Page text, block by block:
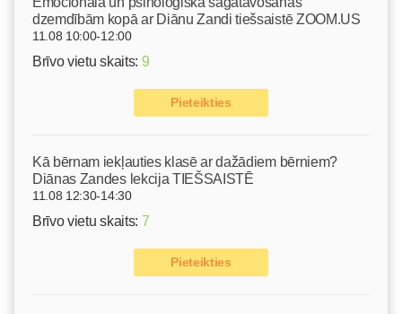
dzemdībām kopā ar Diānu Zandi tiešsaistē ZOOM.US
11.08 10:00-12:00
Brīvo vietu skaits: 9
Pieteikties
Kā bērnam iekļauties klasē ar dažādiem bērniem?
Diānas Zandes lekcija TIEŠSAISTĒ
11.08 12:30-14:30
Brīvo vietu skaits: 7
Pieteikties